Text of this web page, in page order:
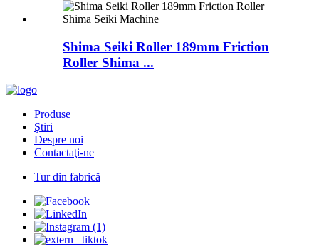
Shima Seiki Roller 189mm Friction
Roller Shima ...
Produse
Ştiri
Despre noi
Contactaţi-ne
Tur din fabrică